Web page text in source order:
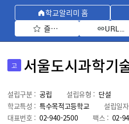
학교알리미 홈
즐겨찾기 선택
URL 복
고 서울도시과학기
설립구분 : 공립 설립유형 : 단설
학교특성 : 특수목적고등학교 설립일
대표번호 : 02-940-2500 팩스 : 02-